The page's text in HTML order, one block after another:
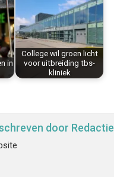
in
College wil groen licht
voor uitbreiding tbs-
kliniek
door Redactie